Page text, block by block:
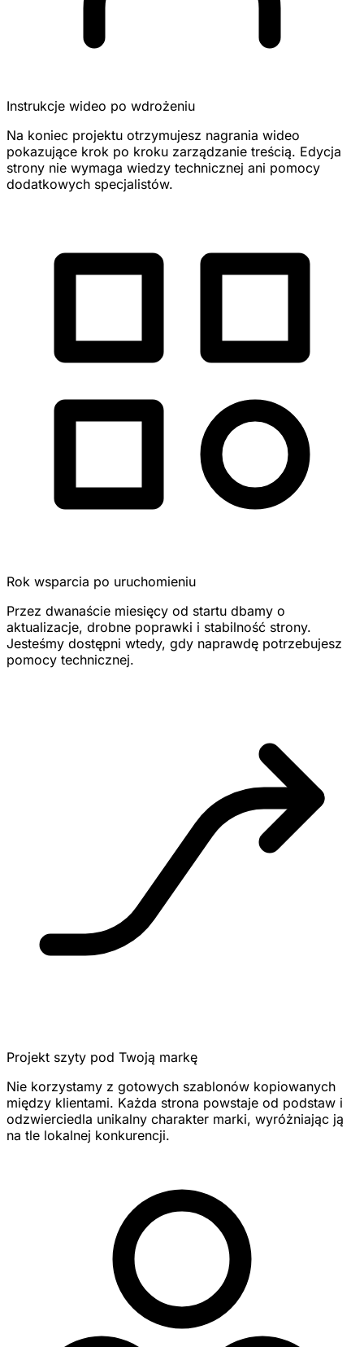
Instrukcje wideo po wdrożeniu
Na koniec projektu otrzymujesz nagrania wideo
pokazujące krok po kroku zarządzanie treścią. Edycja
strony nie wymaga wiedzy technicznej ani pomocy
dodatkowych specjalistów.
Rok wsparcia po uruchomieniu
Przez dwanaście miesięcy od startu dbamy o
aktualizacje, drobne poprawki i stabilność strony.
Jesteśmy dostępni wtedy, gdy naprawdę potrzebujesz
pomocy technicznej.
Projekt szyty pod Twoją markę
Nie korzystamy z gotowych szablonów kopiowanych
między klientami. Każda strona powstaje od podstaw i
odzwierciedla unikalny charakter marki, wyróżniając ją
na tle lokalnej konkurencji.